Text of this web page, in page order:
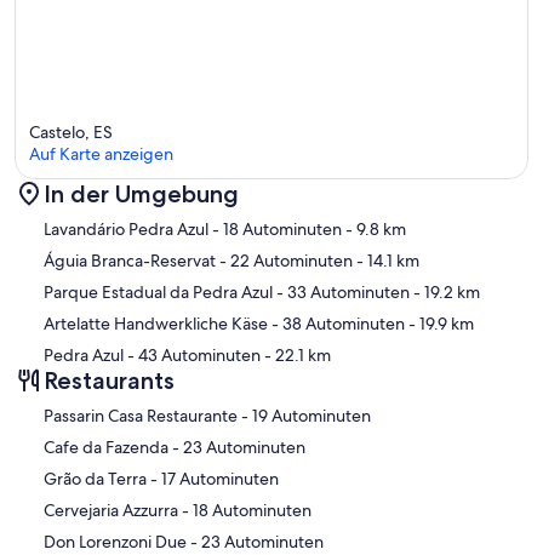
Karte
Castelo, ES
Auf Karte anzeigen
In der Umgebung
Lavandário Pedra Azul- 18 Autominuten- 9.8 km
Águia Branca-Reservat- 22 Autominuten- 14.1 km
Parque Estadual da Pedra Azul- 33 Autominuten- 19.2 km
Artelatte Handwerkliche Käse- 38 Autominuten- 19.9 km
Pedra Azul- 43 Autominuten- 22.1 km
Restaurants
‪Passarin Casa Restaurante - ‬19 Autominuten
‪Cafe da Fazenda - ‬23 Autominuten
‪Grão da Terra - ‬17 Autominuten
‪Cervejaria Azzurra - ‬18 Autominuten
‪Don Lorenzoni Due - ‬23 Autominuten